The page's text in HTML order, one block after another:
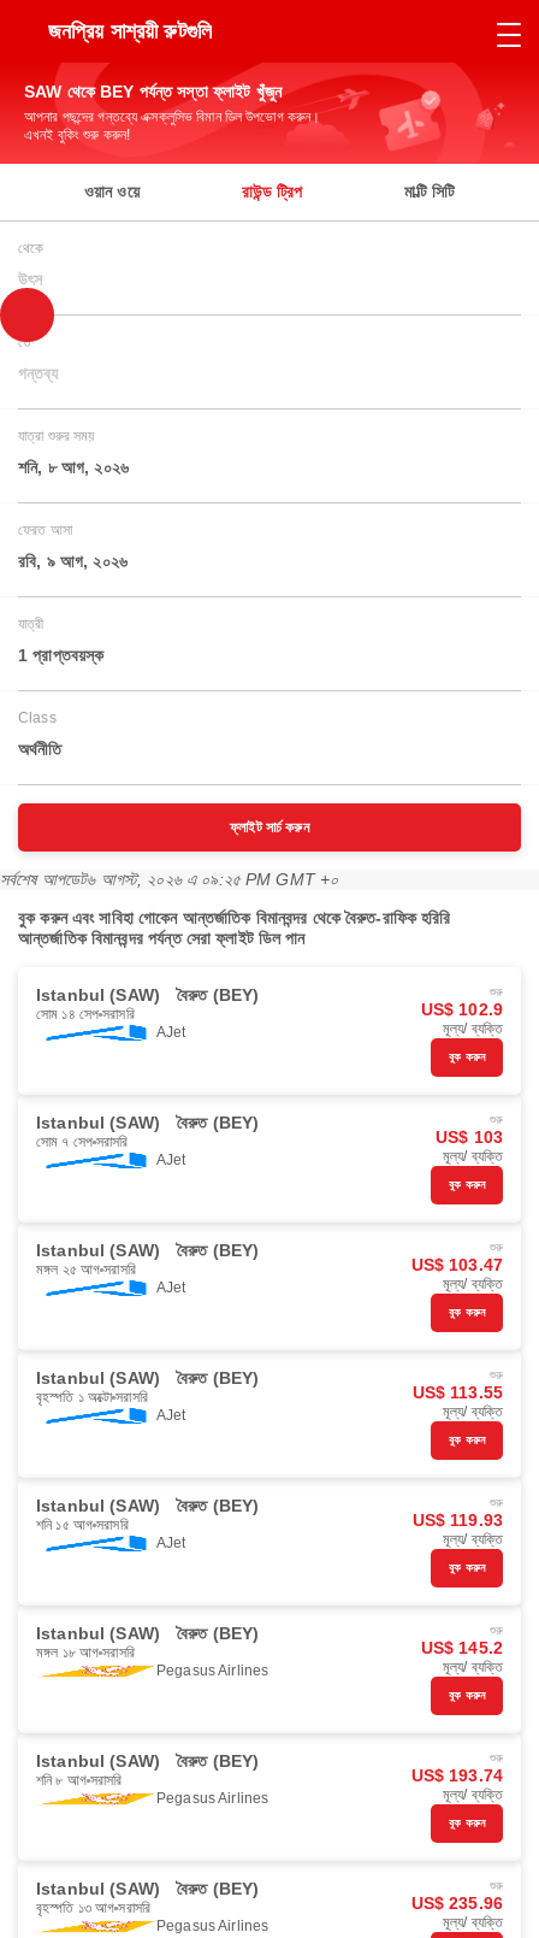
জনপ্রিয় সাশ্রয়ী রুটগুলি
SAW থেকে BEY পর্যন্ত সস্তা ফ্লাইট খুঁজুন
আপনার পছন্দের গন্তব্যে এক্সক্লুসিভ বিমান ডিল উপভোগ করুন।
এখনই বুকিং শুরু করুন!
ওয়ান ওয়ে রাউন্ড ট্রিপ মাল্টি সিটি
থেকে
উৎস
তে
গন্তব্য
যাত্রা শুরুর সময়
শনি, ৮ আগ, ২০২৬
ফেরত আসা
রবি, ৯ আগ, ২০২৬
যাত্রী
1 প্রাপ্তবয়স্ক
Class
অর্থনীতি
ফ্লাইট সার্চ করুন
সর্বশেষ আপডেট৬ আগস্ট, ২০২৬ এ ০৯:২৫ PM GMT +০
বুক করুন এবং সাবিহা গোকেন আন্তর্জাতিক বিমানবন্দর থেকে বৈরুত-রাফিক হরিরি
আন্তর্জাতিক বিমানবন্দর পর্যন্ত সেরা ফ্লাইট ডিল পান
Istanbul (SAW) বৈরুত (BEY)
সোম ১৪ সেপ সরাসরি
AJet
শুরু
US$ 102.9
মূল্য/ ব্যক্তি
বুক করুন
Istanbul (SAW) বৈরুত (BEY)
সোম ৭ সেপ সরাসরি
AJet
শুরু
US$ 103
মূল্য/ ব্যক্তি
বুক করুন
Istanbul (SAW) বৈরুত (BEY)
মঙ্গল ২৫ আগ সরাসরি
AJet
শুরু
US$ 103.47
মূল্য/ ব্যক্তি
বুক করুন
Istanbul (SAW) বৈরুত (BEY)
বৃহস্পতি ১ অক্টো সরাসরি
AJet
শুরু
US$ 113.55
মূল্য/ ব্যক্তি
বুক করুন
Istanbul (SAW) বৈরুত (BEY)
শনি ১৫ আগ সরাসরি
AJet
শুরু
US$ 119.93
মূল্য/ ব্যক্তি
বুক করুন
Istanbul (SAW) বৈরুত (BEY)
মঙ্গল ১৮ আগ সরাসরি
Pegasus Airlines
শুরু
US$ 145.2
মূল্য/ ব্যক্তি
বুক করুন
Istanbul (SAW) বৈরুত (BEY)
শনি ৮ আগ সরাসরি
Pegasus Airlines
শুরু
US$ 193.74
মূল্য/ ব্যক্তি
বুক করুন
Istanbul (SAW) বৈরুত (BEY)
বৃহস্পতি ১৩ আগ সরাসরি
Pegasus Airlines
শুরু
US$ 235.96
মূল্য/ ব্যক্তি